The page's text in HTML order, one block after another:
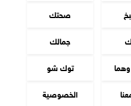
صحتك
جمالك
توك شو
الخصوصية